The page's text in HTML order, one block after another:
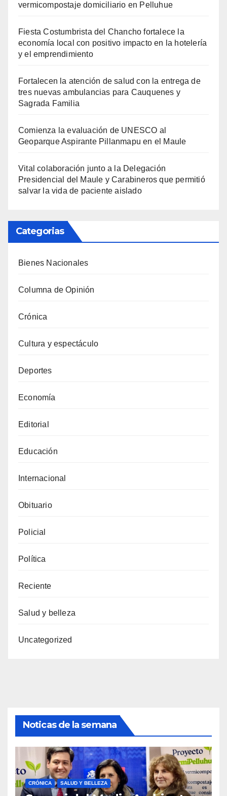
vermicompostaje domiciliario en Pelluhue
Fiesta Costumbrista del Chancho fortalece la
economía local con positivo impacto en la hotelería
y el emprendimiento
Fortalecen la atención de salud con la entrega de
tres nuevas ambulancias para Cauquenes y
Sagrada Familia
Comienza la evaluación de UNESCO al
Geoparque Aspirante Pillanmapu en el Maule
Vital colaboración junto a la Delegación
Presidencial del Maule y Carabineros que permitió
salvar la vida de paciente aislado
Categorias
Bienes Nacionales
Columna de Opinión
Crónica
Cultura y espectáculo
Deportes
Economía
Editorial
Educación
Internacional
Obituario
Policial
Política
Reciente
Salud y belleza
Uncategorized
Noticas de la semana
CRÓNICA SALUD Y BELLEZA